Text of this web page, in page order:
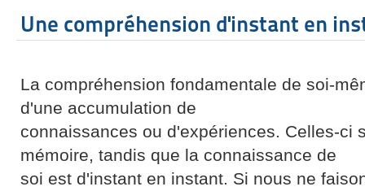
Une compréhension d'instant en
La compréhension fondamentale de soi-
d'une accumulation de
connaissances ou d'expériences. Celles-ci
mémoire, tandis que la connaissance de
soi est d'instant en instant. Si nous ne